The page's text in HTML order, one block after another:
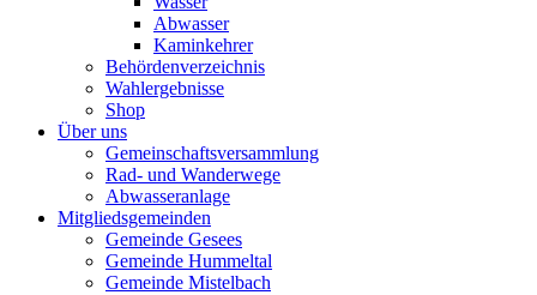
Abwasser
Kaminkehrer
Behördenverzeichnis
Wahlergebnisse
Shop
Über uns
Gemeinschaftsversammlung
Rad- und Wanderwege
Abwasseranlage
Mitgliedsgemeinden
Gemeinde Gesees
Gemeinde Hummeltal
Gemeinde Mistelbach